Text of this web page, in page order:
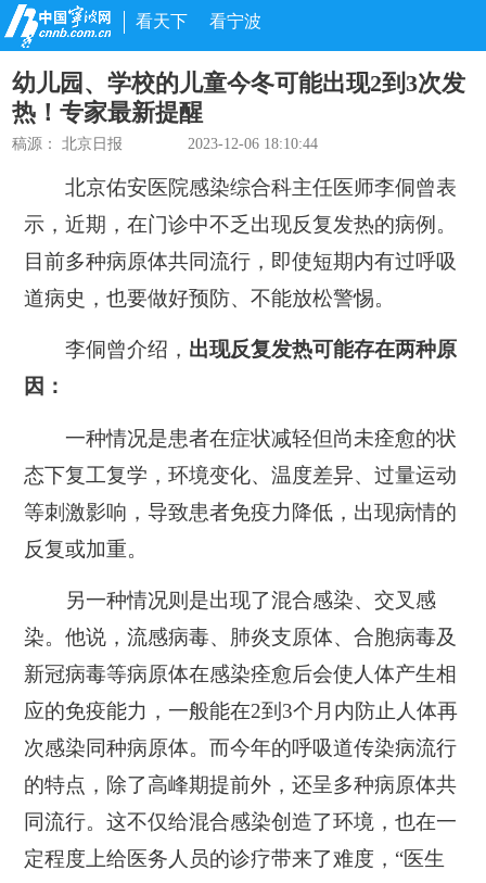
看天下 看宁波
幼儿园、学校的儿童今冬可能出现2到3次发
热！专家最新提醒
稿源：北京日报 2023-12-06 18:10:44
北京佑安医院感染综合科主任医师李侗曾表
示，近期，在门诊中不乏出现反复发热的病例。
目前多种病原体共同流行，即使短期内有过呼吸
道病史，也要做好预防、不能放松警惕。
李侗曾介绍， 出现反复发热可能存在两种原
因：
一种情况是患者在症状减轻但尚未痊愈的状
态下复工复学，环境变化、温度差异、过量运动
等刺激影响，导致患者免疫力降低，出现病情的
反复或加重。
另一种情况则是出现了混合感染、交叉感
染。他说，流感病毒、肺炎支原体、合胞病毒及
新冠病毒等病原体在感染痊愈后会使人体产生相
应的免疫能力，一般能在2到3个月内防止人体再
次感染同种病原体。而今年的呼吸道传染病流行
的特点，除了高峰期提前外，还呈多种病原体共
同流行。这不仅给混合感染创造了环境，也在一
定程度上给医务人员的诊疗带来了难度，“医生